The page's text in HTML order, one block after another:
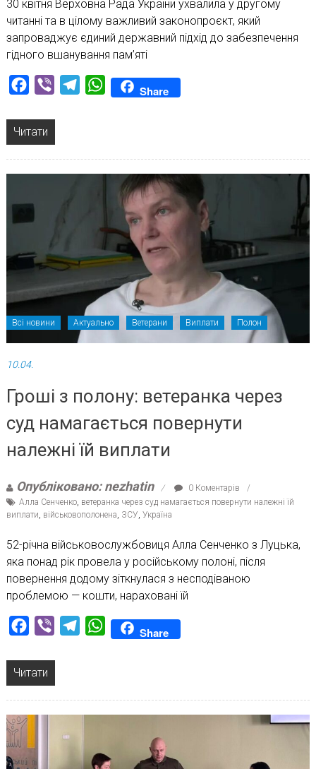
30 квітня Верховна Рада України ухвалила у другому
читанні та в цілому важливий законопроєкт, який
запроваджує єдиний державний підхід до забезпечення
гідного вшанування пам’яті
Facebook
Viber TelegramWhatsAppShare
Читати
Всі новини Актуально Ветерани Виплати Полон
10.04.
Гроші з полону: ветеранка через
суд намагається повернути
належні їй виплати
Опубліковано: nezhatin
0 Коментарів
Алла Сенченко, ветеранка через суд намагається повернути належні їй
виплати, військовополонена, ЗСУ, Україна
52-річна військовослужбовиця Алла Сенченко з Луцька,
яка понад рік провела у російському полоні, після
повернення додому зіткнулася з несподіваною
проблемою — кошти, нараховані їй
Facebook
Viber TelegramWhatsAppShare
Читати